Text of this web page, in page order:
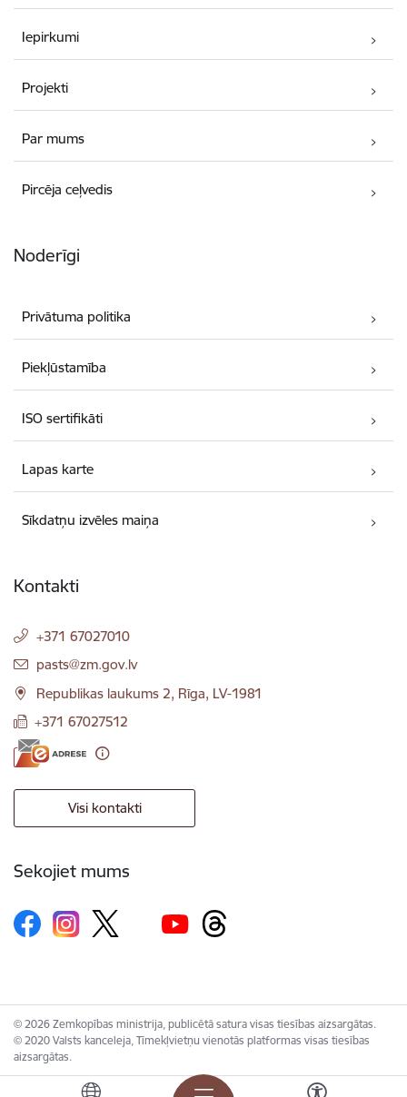
Iepirkumi
Projekti
Par mums
Pircēja ceļvedis
Noderīgi
Privātuma politika
Piekļūstamība
ISO sertifikāti
Lapas karte
Sīkdatņu izvēles maiņa
Kontakti
+371 67027010
E-pasts:
pasts@zm.gov.lv
Republikas laukums 2, Rīga, LV-1981
+371 67027512
Visi kontakti
Sekojiet mums
© 2026 Zemkopības ministrija, publicētā satura visas tiesības aizsargātas.
© 2020 Valsts kanceleja, Tīmekļvietņu vienotās platformas visas tiesības
aizsargātas.